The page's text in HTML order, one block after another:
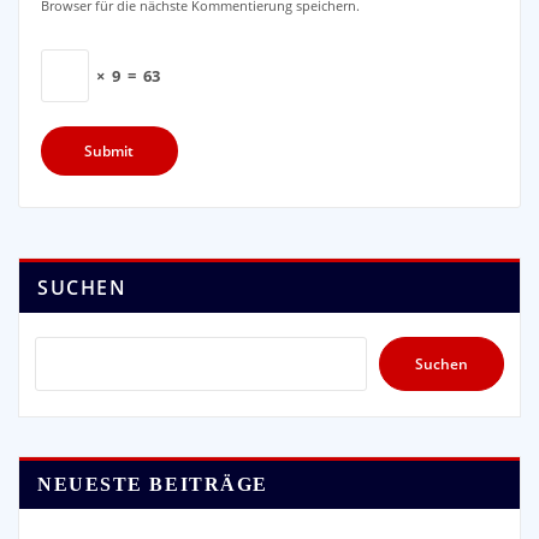
Browser für die nächste Kommentierung speichern.
× 9 = 63
SUCHEN
Suchen
NEUESTE BEITRÄGE